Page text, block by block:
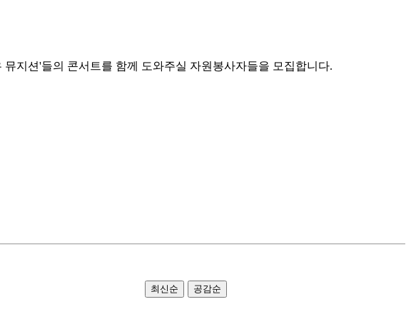
지션'들의 콘서트를 함께 도와주실 자원봉사자들을 모집합니다.
최신순 공감순